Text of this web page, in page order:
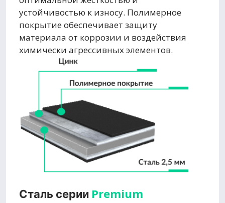
устойчивостью к износу. Полимерное
покрытие обеспечивает защиту
материала от коррозии и воздействия
химически агрессивных элементов.
Сталь серии Premium